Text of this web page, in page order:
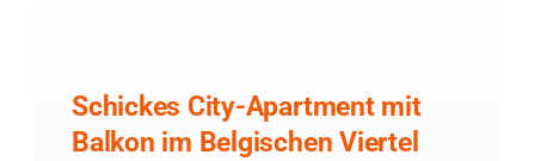
Schickes City-Apartment mit
Balkon im Belgischen Viertel